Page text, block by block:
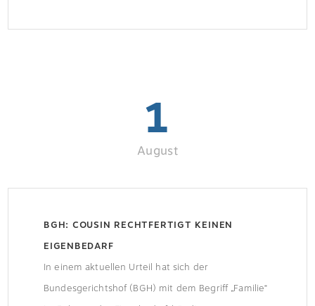
Wirtschaft und Klimaschutz (BMWK).
1
August
BGH: COUSIN RECHTFERTIGT KEINEN
EIGENBEDARF
In einem aktuellen Urteil hat sich der
Bundesgerichtshof (BGH) mit dem Begriff „Familie“